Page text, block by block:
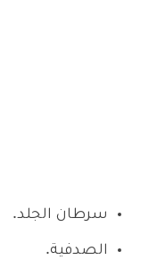
سرطان الجلد.
الصدفية.